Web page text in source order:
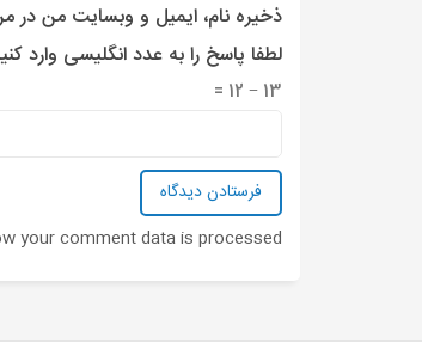
ذخیره نام، ایمیل و وبسایت من در
لطفا پاسخ را به عدد انگلیسی وارد
13 − 12 =
your comment data is processed